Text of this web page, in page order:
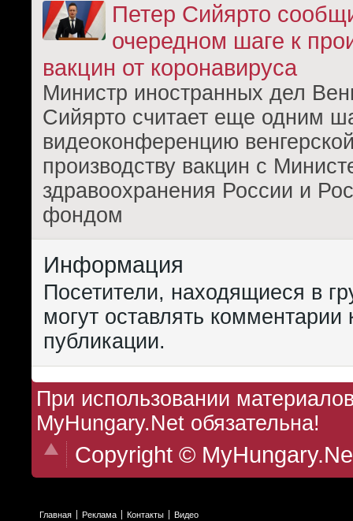
Петер Сийярто
очередном шаге к
вакцин от коронавируса
Министр иностранных дел
Сийярто считает еще одним
видеоконференцию
производству вакцин с
здравоохранения России и
фондом
Информация
Посетители, находящиеся в
могут оставлять комментарии
публикации.
При использовании
MyHungary.Net обязательна!
Copyright ©
Главная Реклама Контакты Видео